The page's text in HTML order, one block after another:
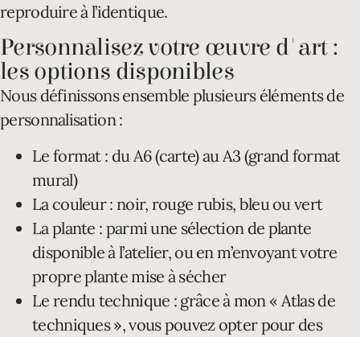
reproduire à l’identique.
Personnalisez votre œuvre d'art :
les options disponibles
Nous définissons ensemble plusieurs éléments de
personnalisation :
Le format : du A6 (carte) au A3 (grand format
mural)
La couleur : noir, rouge rubis, bleu ou vert
La plante : parmi une sélection de plante
disponible à l’atelier, ou en m’envoyant votre
propre plante mise à sécher
Le rendu technique : grâce à mon « Atlas de
techniques », vous pouvez opter pour des